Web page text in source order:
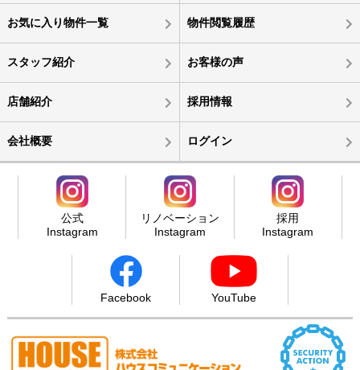
お気に入り物件一覧 物件閲覧履歴
スタッフ紹介 お客様の声
店舗紹介 採用情報
会社概要 ログイン
公式
Instagram
リノベーション
Instagram
採用
Instagram
Facebook YouTube